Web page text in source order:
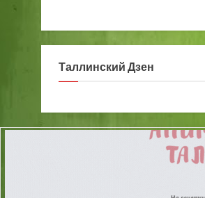
Таллинский Дзен